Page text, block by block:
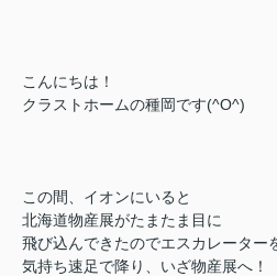
こんにちは！
クラストホームの種岡です(^O^)
この間、イオンにいると
北海道物産展がたまたま目に
飛び込んできたのでエスカレーター
気持ち速足で降り、いざ物産展へ！